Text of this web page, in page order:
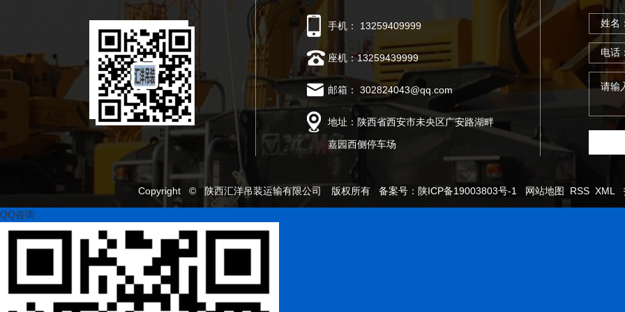
手机： 13259409999
座机：13259439999
邮箱： 302824043@qq.com
地址：陕西省西安市未央区广安路湖畔
嘉园西侧停车场
Copyright © 陕西汇洋吊装运输有限公司 版权所有 备案号： 陕ICP备19003803号-1 网站地图 RSS XML
QQ咨询